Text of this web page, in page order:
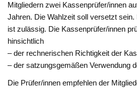
Mitgliedern zwei Kassenprüfer/innen
Jahren. Die Wahlzeit soll versetzt
ist zulässig. Die Kassenprüfer/innen
hinsichtlich
– der rechnerischen Richtigkeit der
– der satzungsgemäßen Verwendung
Die Prüfer/innen empfehlen der